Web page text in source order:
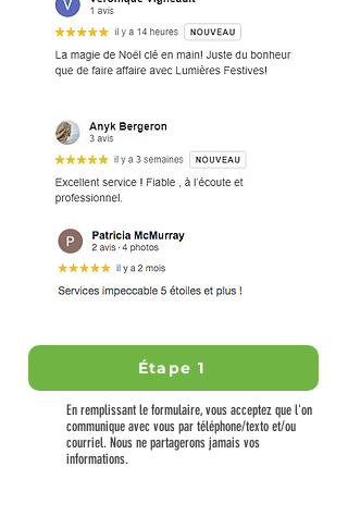
Étape 1
En remplissant le formulaire, vous acceptez que l'on
communique avec vous par téléphone/texto et/ou
courriel. Nous ne partagerons jamais vos
informations.